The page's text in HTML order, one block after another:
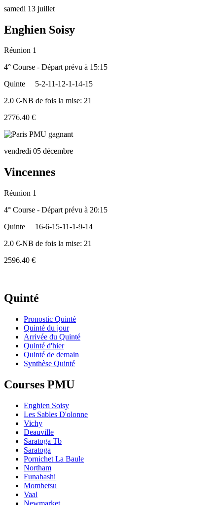
samedi 13 juillet
Enghien Soisy
Réunion 1
4° Course - Départ prévu à 15:15
Quinte
5-2-11-12-1-14-15
2.0 €-NB de fois la mise: 21
2776.40 €
vendredi 05 décembre
Vincennes
Réunion 1
4° Course - Départ prévu à 20:15
Quinte
16-6-15-11-1-9-14
2.0 €-NB de fois la mise: 21
2596.40 €
Quinté
Pronostic Quinté
Quinté du jour
Arrivée du Quinté
Quinté d'hier
Quinté de demain
Synthèse Quinté
Courses PMU
Enghien Soisy
Les Sables D'olonne
Vichy
Deauville
Saratoga Tb
Saratoga
Pornichet La Baule
Northam
Funabashi
Mombetsu
Vaal
Newmarket